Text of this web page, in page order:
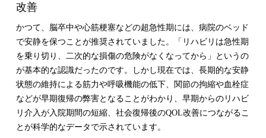
改善
かつて、脳卒中や心筋梗塞などの超急性期には、病院のベッド
で安静を保つことが推奨されていました。「リハビリは急性期
を乗り切り、二次的な損傷の危険がなくなってから」というの
が基本的な認識だったのです。しかし現在では、長期的な安静
状態の維持による筋力や呼吸機能の低下、関節の拘縮や血栓症
などが早期復帰の弊害となることがわかり、早期からのリハビ
リ介入が入院期間の短縮、社会復帰後のQOL改善につながるこ
とが科学的なデータで示されています。